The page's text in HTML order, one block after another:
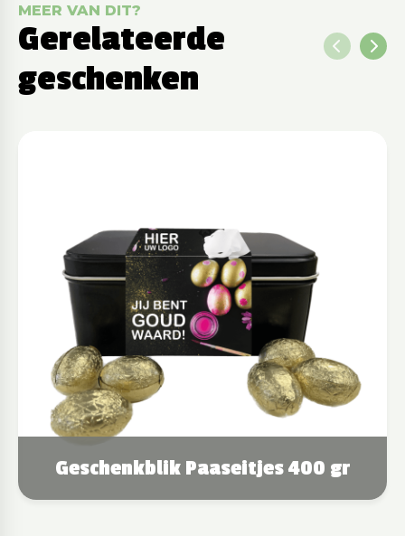
MEER VAN DIT?
Gerelateerde
geschenken
Geschenkblik Paaseitjes 400 gr